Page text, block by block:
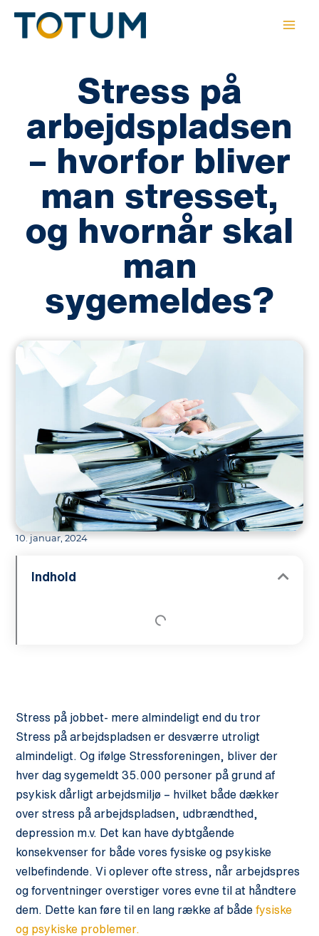
Stress på
arbejdspladsen
– hvorfor bliver
man stresset,
og hvornår skal
man
sygemeldes?
10. januar, 2024
Indhold
Stress på jobbet- mere almindeligt end du tror
Stress på arbejdspladsen er desværre utroligt
almindeligt. Og ifølge Stressforeningen, bliver der
hver dag sygemeldt 35.000 personer på grund af
psykisk dårligt arbejdsmiljø – hvilket både dækker
over stress på arbejdspladsen, udbrændthed,
depression m.v. Det kan have dybtgående
konsekvenser for både vores fysiske og psykiske
velbefindende. Vi oplever ofte stress, når arbejdspres
og forventninger overstiger vores evne til at håndtere
dem. Dette kan føre til en lang række af bådefysiske
og psykiske problemer.